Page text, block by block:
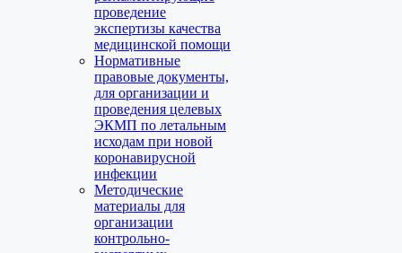
проведение
экспертизы качества
медицинской помощи
Нормативные
правовые документы,
для организации и
проведения целевых
ЭКМП по летальным
исходам при новой
коронавирусной
инфекции
Методические
материалы для
организации
контрольно-